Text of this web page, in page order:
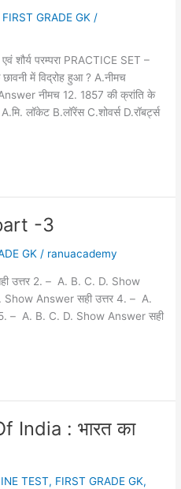
FIRST GRADE GK /
शौर्य परम्परा PRACTICE SET –
में विद्रोह हुआ ? A.नीमच
नीमच 12. 1857 की क्रांति के
लॉकेट B.लॉरेंस C.शोवर्स D.रॉबर्ट्स
-3
GK / ranuacademy
उत्तर 2. – A. B. C. D. Show
Answer सही उत्तर 4. – A.
– A. B. C. D. Show Answer सही
India : भारत का
TEST, FIRST GRADE GK,